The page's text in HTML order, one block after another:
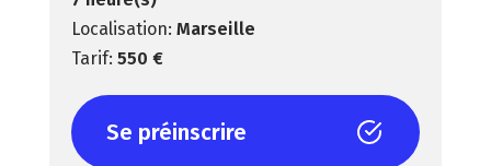
Marseille
550 €
Se préinscrire